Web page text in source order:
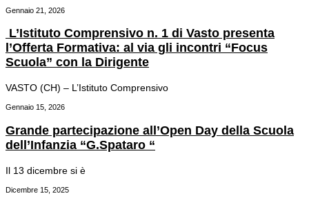
Gennaio 21, 2026
L’Istituto Comprensivo n. 1 di Vasto presenta
l’Offerta Formativa: al via gli incontri “Focus
Scuola” con la Dirigente
VASTO (CH) – L’Istituto Comprensivo
Gennaio 15, 2026
Grande partecipazione all’Open Day della Scuola
dell’Infanzia “G.Spataro “
Il 13 dicembre si è
Dicembre 15, 2025